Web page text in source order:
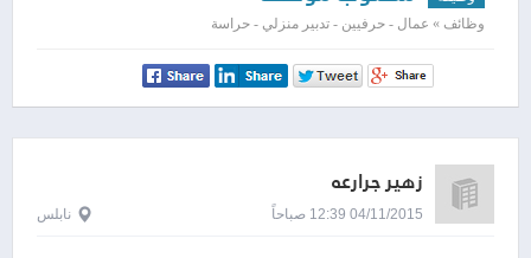
وظائف » عمال - حرفيين - تدبير منزلي - حراسة
زهير جرارعه
04/11/2015 12:39 صباحاً نابلس